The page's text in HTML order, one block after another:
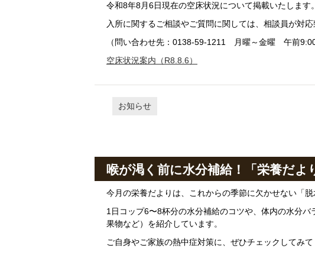
令和8年8月6日現在の空床状況について掲載いたします。
入所に関するご相談やご質問に関しては、相談員が対
（問い合わせ先：0138-59-1211 月曜～金曜 午前9:00
空床状況案内（R8.8.6）
お知らせ
喉が渇く前に水分補給！「栄養だよ
今月の栄養だよりは、これからの季節に欠かせない「脱
1日コップ6〜8杯分の水分補給のコツや、体内の水分
果物など）を紹介しています。
ご自身やご家族の熱中症対策に、ぜひチェックしてみて